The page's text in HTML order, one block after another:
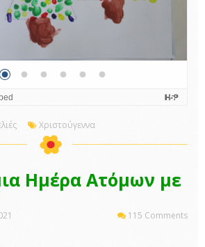
Χριστούγεννα
Ημέρα Ατόμων με
115 Comments